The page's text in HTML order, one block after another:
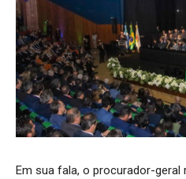
Em sua fala, o procurador-